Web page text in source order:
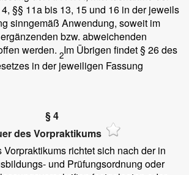
§§ 11a bis 13, 15 und 16 in der jeweils
sinngemäß Anwendung, soweit im
bzw. abweichenden
werden. 2Im Übrigen findet § 26 des
in der jeweiligen Fassung
§ 4
des Vorpraktikums
Vorpraktikums richtet sich nach der in
und Prüfungsordnung oder